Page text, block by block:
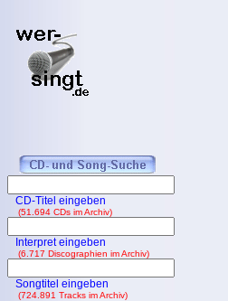
CD-Titel eingeben
(51.694 CDs im Archiv)
Interpret eingeben
(6.717 Discographien im Archiv)
Songtitel eingeben
(724.891 Tracks im Archiv)